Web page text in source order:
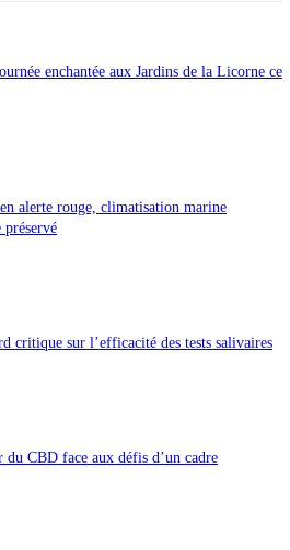
enchantée aux Jardins de la Licorne ce
alerte rouge, climatisation marine
critique sur l’efficacité des tests salivaires
du CBD face aux défis d’un cadre